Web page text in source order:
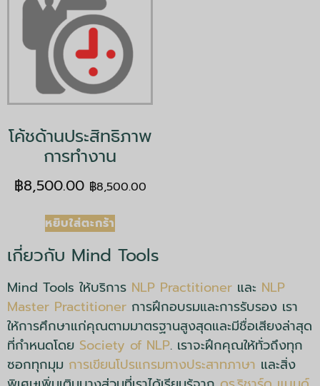
โค้ชด้านประสิทธิภาพ
การทำงาน
฿8,500.00 ฿8,500.00
หยิบใส่ตะกร้า
เกี่ยวกับ Mind Tools
Mind Tools ให้บริการ NLP Practitioner และ NLP
Master Practitioner การฝึกอบรมและการรับรอง เรา
ให้การศึกษาแก่คุณตามมาตรฐานสูงสุดและมีชื่อเสียงล่าสุด
ที่กำหนดโดย Society of NLP. เราจะฝึกคุณให้ทั่วถึงทุก
ซอกทุกมุม การเขียนโปรแกรมทางประสาทภาษา และสิ่ง